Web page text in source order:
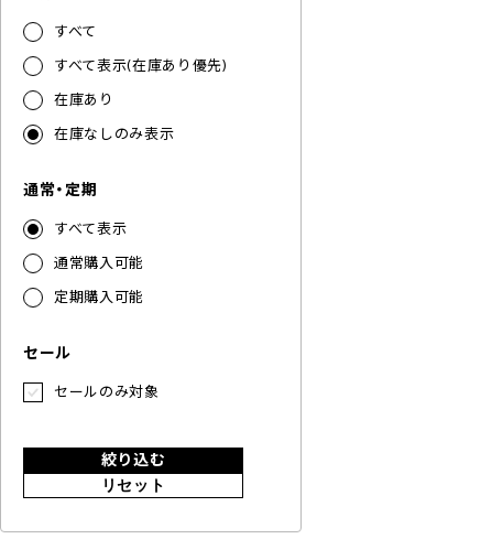
すべて
すべて表示(在庫あり優先)
在庫あり
在庫なしのみ表示
通常・定期
すべて表示
通常購入可能
定期購入可能
セール
セールのみ対象
絞り込む
リセット